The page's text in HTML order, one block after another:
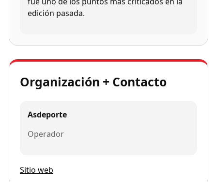
edición pasada.
Organización + Contacto
Asdeporte
Operador
Sitio web